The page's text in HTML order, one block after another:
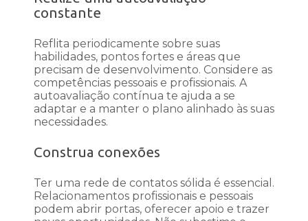
constante
Reflita periodicamente sobre suas
habilidades, pontos fortes e áreas que
precisam de desenvolvimento. Considere as
competências pessoais e profissionais. A
autoavaliação contínua te ajuda a se
adaptar e a manter o plano alinhado às suas
necessidades.
Construa conexões
Ter uma rede de contatos sólida é essencial.
Relacionamentos profissionais e pessoais
podem abrir portas, oferecer apoio e trazer